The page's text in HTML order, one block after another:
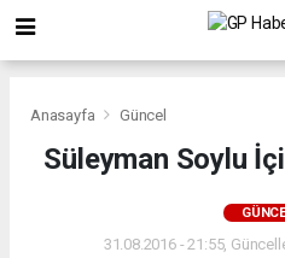
Anasayfa Güncel
Süleyman Soylu
31.08.2016 - 21:55,